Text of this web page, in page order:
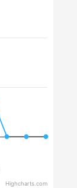
Highcharts.com